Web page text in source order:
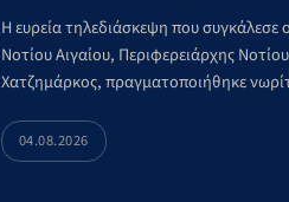
Η ευρεία τηλεδιάσκεψη που
Νοτίου Αιγαίου, Περιφερειάρχης
Χατζημάρκος, πραγματοποιήθηκε
04.08.2026